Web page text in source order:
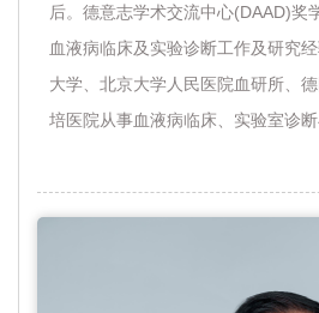
后。德意志学术交流中心(DAAD)奖
血液病临床及实验诊断工作及研究
大学、北京大学人民医院血研所、
培医院从事血液病临床、实验室诊断